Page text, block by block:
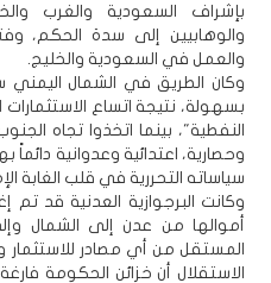
بإشراف السعودية والغرب
والوهابيين إلى سدة الحكم،
والعمل في السعودية والخليج.
وكان الطريق في الشمال
بسهولة، نتيجة اتساع
النفطية"، بينما اتخذوا تجاه
وحصارية، اعتدائية وعدوانية
سياساته التحررية في قلب الغابة
وكانت البرجوازية العدنية قد تم
أموالها من عدن إلى الشمال
المستقل من أي مصادر
الاستقلال أن خزائن الحكومة